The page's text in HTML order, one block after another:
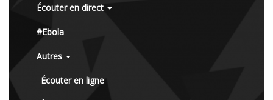
Écouter en direct
#Ebola
Autres
Écouter en ligne